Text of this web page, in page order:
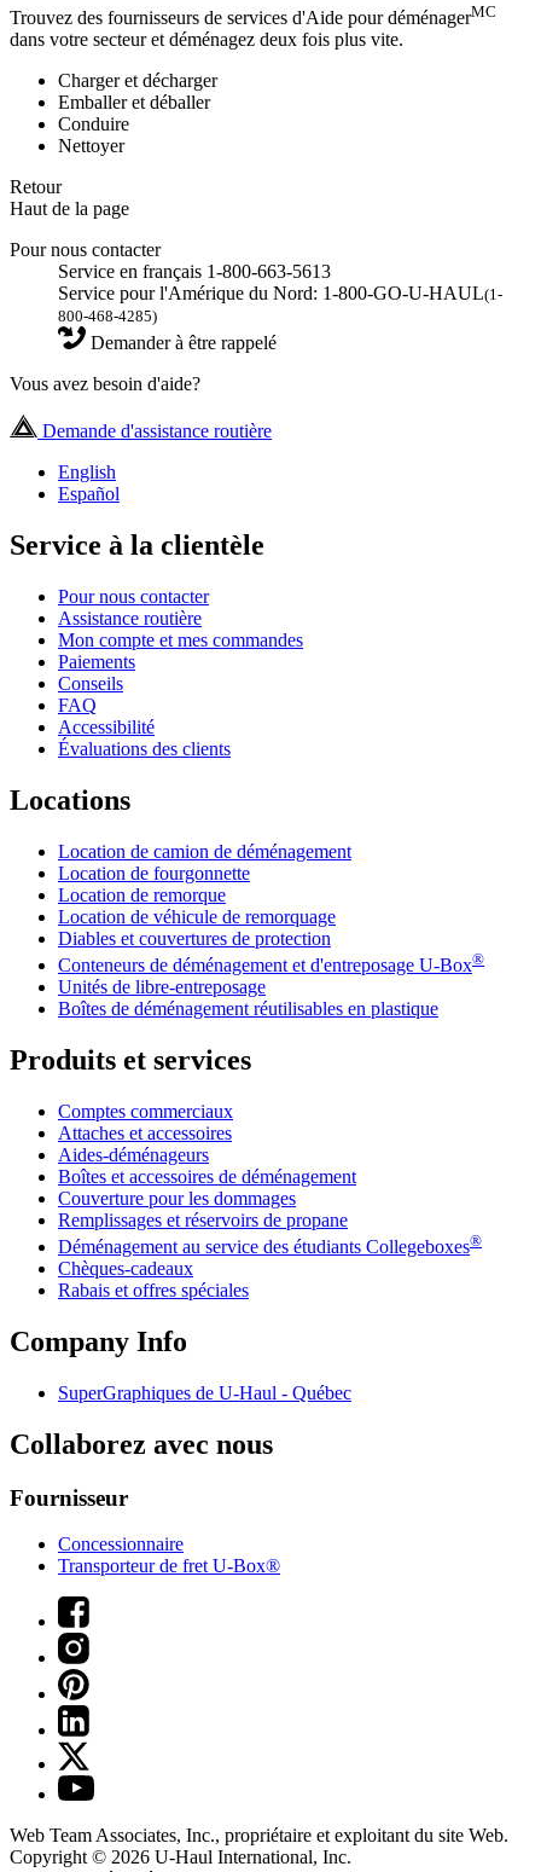
Trouvez des fournisseurs de services d'Aide pour déménagerMC
dans votre secteur et déménagez deux fois plus vite.
Charger et décharger
Emballer et déballer
Conduire
Nettoyer
Retour
Haut de la page
Pour nous contacter
Service en français 1-800-663-5613
Service pour l'Amérique du Nord: 1-800-GO-U-HAUL(1-
800-468-4285)
Demander à être rappelé
Vous avez besoin d'aide?
Demande d'assistance routière
English
Español
Service à la clientèle
Pour nous contacter
Assistance routière
Mon compte et mes commandes
Paiements
Conseils
FAQ
Accessibilité
Évaluations des clients
Locations
Location de camion de déménagement
Location de fourgonnette
Location de remorque
Location de véhicule de remorquage
Diables et couvertures de protection
Conteneurs de déménagement et d'entreposage U-Box®
Unités de libre-entreposage
Boîtes de déménagement réutilisables en plastique
Produits et services
Comptes commerciaux
Attaches et accessoires
Aides-déménageurs
Boîtes et accessoires de déménagement
Couverture pour les dommages
Remplissages et réservoirs de propane
Déménagement au service des étudiants Collegeboxes®
Chèques-cadeaux
Rabais et offres spéciales
Company Info
SuperGraphiques de U-Haul - Québec
Collaborez avec nous
Fournisseur
Concessionnaire
Transporteur de fret U-Box®
Web Team Associates, Inc., propriétaire et exploitant du site Web.
Copyright © 2026 U-Haul International, Inc.